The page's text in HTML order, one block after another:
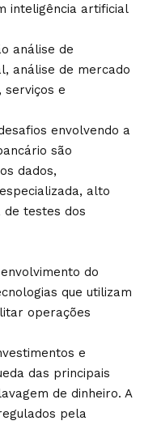
inteligência artificial
análise de
análise de mercado
serviços e
envolvendo a
são
dados,
alto
testes dos
do
que utilizam
operações
e
das principais
de dinheiro. A
pela